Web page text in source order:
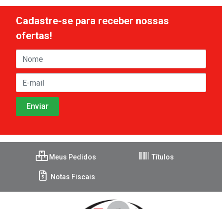
Cadastre-se para receber nossas
ofertas!
Meus Pedidos Títulos
Notas Fiscais